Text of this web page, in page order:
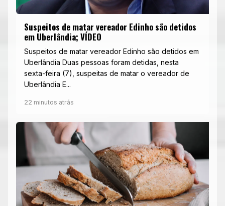
Suspeitos de matar vereador Edinho são detidos
em Uberlândia; VÍDEO
Suspeitos de matar vereador Edinho são detidos em
Uberlândia Duas pessoas foram detidas, nesta
sexta-feira (7), suspeitas de matar o vereador de
Uberlândia E...
22 minutos atrás